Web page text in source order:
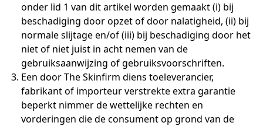
onder lid 1 van dit artikel worden gemaakt (i) bij
beschadiging door opzet of door nalatigheid, (ii) bij
normale slijtage en/of (iii) bij beschadiging door het
niet of niet juist in acht nemen van de
gebruiksaanwijzing of gebruiksvoorschriften.
Een door The Skinfirm diens toeleverancier,
fabrikant of importeur verstrekte extra garantie
beperkt nimmer de wettelijke rechten en
vorderingen die de consument op grond van de